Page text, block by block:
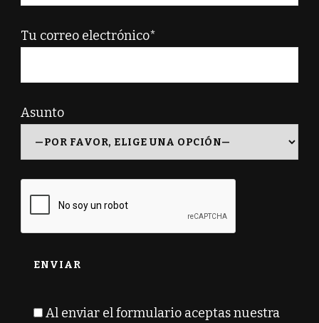
Tu correo electrónico*
Asunto
Al enviar el formulario aceptas nuestra